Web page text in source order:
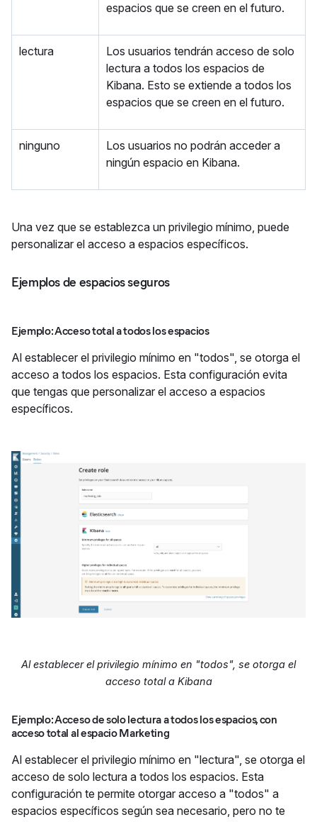
espacios que se creen en el futuro.
lectura
Los usuarios tendrán acceso de solo
lectura a todos los espacios de
Kibana. Esto se extiende a todos los
espacios que se creen en el futuro.
ninguno
Los usuarios no podrán acceder a
ningún espacio en Kibana.
Una vez que se establezca un privilegio mínimo, puede
personalizar el acceso a espacios específicos.
Ejemplos de espacios seguros
Ejemplo: Acceso total a todos los espacios
Al establecer el privilegio mínimo en "todos", se otorga el
acceso a todos los espacios. Esta configuración evita
que tengas que personalizar el acceso a espacios
específicos.
Al establecer el privilegio mínimo en "todos", se otorga el
acceso total a Kibana
Ejemplo: Acceso de solo lectura a todos los espacios, con
acceso total al espacio Marketing
Al establecer el privilegio mínimo en "lectura", se otorga el
acceso de solo lectura a todos los espacios. Esta
configuración te permite otorgar acceso a "todos" a
espacios específicos según sea necesario, pero no te